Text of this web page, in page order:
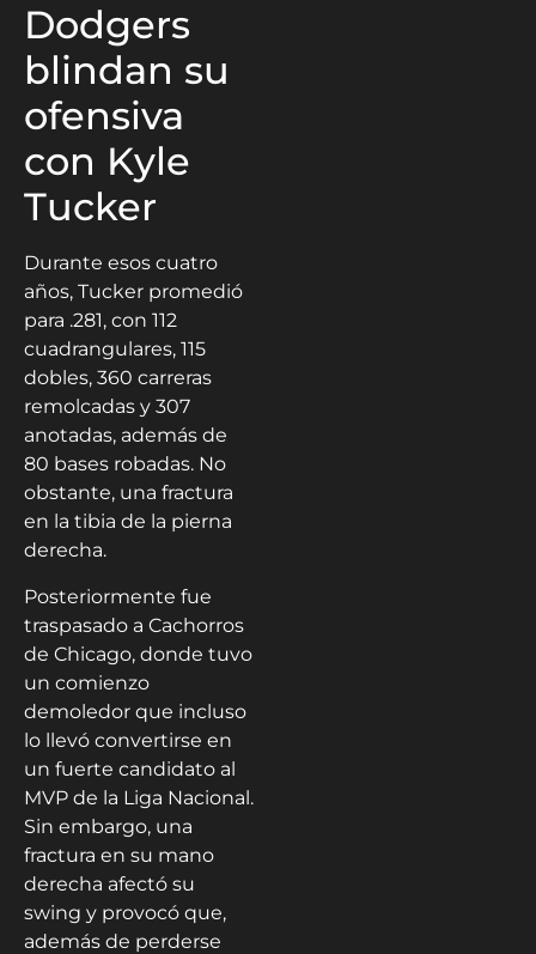
Dodgers
blindan su
ofensiva
con Kyle
Tucker
Durante esos cuatro
años, Tucker promedió
para .281, con 112
cuadrangulares, 115
dobles, 360 carreras
remolcadas y 307
anotadas, además de
80 bases robadas. No
obstante, una fractura
en la tibia de la pierna
derecha.
Posteriormente fue
traspasado a Cachorros
de Chicago, donde tuvo
un comienzo
demoledor que incluso
lo llevó convertirse en
un fuerte candidato al
MVP de la Liga Nacional.
Sin embargo, una
fractura en su mano
derecha afectó su
swing y provocó que,
además de perderse